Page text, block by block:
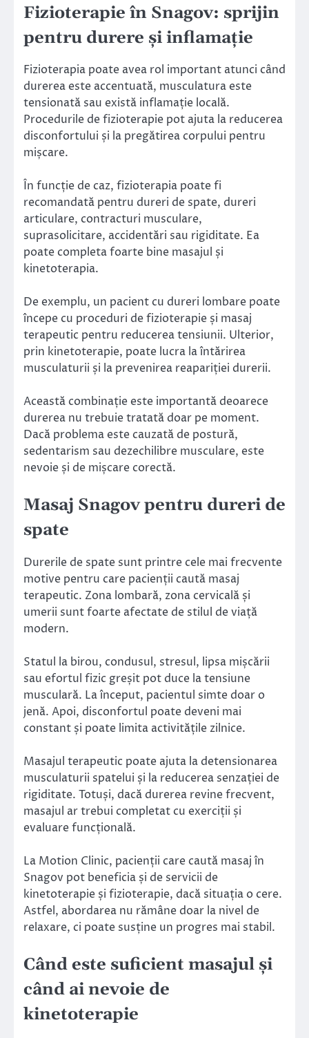
Fizioterapie în Snagov: sprijin
pentru durere și inflamație
Fizioterapia poate avea rol important atunci când
durerea este accentuată, musculatura este
tensionată sau există inflamație locală.
Procedurile de fizioterapie pot ajuta la reducerea
disconfortului și la pregătirea corpului pentru
mișcare.
În funcție de caz, fizioterapia poate fi
recomandată pentru dureri de spate, dureri
articulare, contracturi musculare,
suprasolicitare, accidentări sau rigiditate. Ea
poate completa foarte bine masajul și
kinetoterapia.
De exemplu, un pacient cu dureri lombare poate
începe cu proceduri de fizioterapie și masaj
terapeutic pentru reducerea tensiunii. Ulterior,
prin kinetoterapie, poate lucra la întărirea
musculaturii și la prevenirea reapariției durerii.
Această combinație este importantă deoarece
durerea nu trebuie tratată doar pe moment.
Dacă problema este cauzată de postură,
sedentarism sau dezechilibre musculare, este
nevoie și de mișcare corectă.
Masaj Snagov pentru dureri de
spate
Durerile de spate sunt printre cele mai frecvente
motive pentru care pacienții caută masaj
terapeutic. Zona lombară, zona cervicală și
umerii sunt foarte afectate de stilul de viață
modern.
Statul la birou, condusul, stresul, lipsa mișcării
sau efortul fizic greșit pot duce la tensiune
musculară. La început, pacientul simte doar o
jenă. Apoi, disconfortul poate deveni mai
constant și poate limita activitățile zilnice.
Masajul terapeutic poate ajuta la detensionarea
musculaturii spatelui și la reducerea senzației de
rigiditate. Totuși, dacă durerea revine frecvent,
masajul ar trebui completat cu exerciții și
evaluare funcțională.
La Motion Clinic, pacienții care caută masaj în
Snagov pot beneficia și de servicii de
kinetoterapie și fizioterapie, dacă situația o cere.
Astfel, abordarea nu rămâne doar la nivel de
relaxare, ci poate susține un progres mai stabil.
Când este suficient masajul și
când ai nevoie de
kinetoterapie